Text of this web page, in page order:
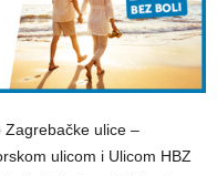
Zagrebačke ulice –
ulicom i Ulicom HBZ